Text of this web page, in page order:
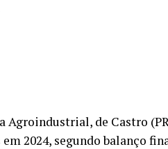
Agroindustrial, de Castro
2024, segundo balanço